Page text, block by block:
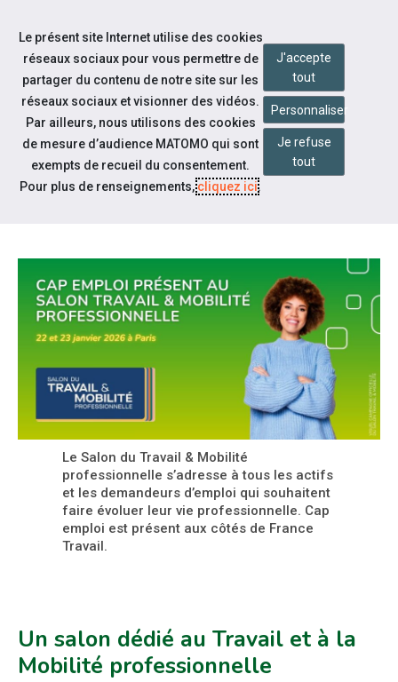
Aller au contenu
Notre actualité
SALON DU TRAVAIL & MOBILITÉ
Le Salon du Travail & Mobilité
professionnelle s’adresse à tous les actifs
et les demandeurs d’emploi qui souhaitent
faire évoluer leur vie professionnelle. Cap
emploi est présent aux côtés de France
Travail.
Un salon dédié au Travail et à la
Mobilité professionnelle
Le présent site Internet utilise des cookies
réseaux sociaux pour vous permettre de
partager du contenu de notre site sur les
réseaux sociaux et visionner des vidéos.
Par ailleurs, nous utilisons des cookies
de mesure d’audience MATOMO qui sont
exempts de recueil du consentement.
Pour plus de renseignements,cliquez ici.
J'accepte
tout
Personnaliser
Je refuse
tout